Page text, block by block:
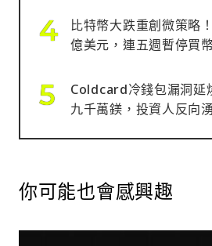
比特幣大跌重創微策略
億美元，連五週暫停買
Coldcard冷錢包漏洞延
九千萬鎂，投資人反向
你可能也會感興趣